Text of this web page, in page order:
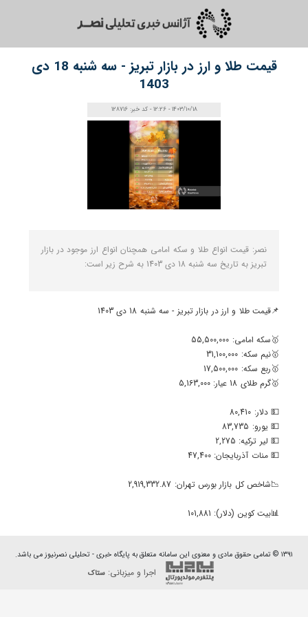
قیمت طلا و ارز در بازار تبریز - سه شنبه 18 دی
1403
1403/10/18 - 12:26 - کد خبر: 128716
نصر: قیمت انواع طلا و سکه امامی همچنان انواع ارز موجود در بازار
تبریز به تاریخ سه شنبه 18 دی 1403 به شرح زیر است:
📌قیمت طلا و ارز در بازار تبریز - سه شنبه 18 دی 1403
🥇سکه امامی: 55,500,000
🥇نیم سکه: 31,100,000
🥇ربع سکه: 17,500,000
🥇گرم طلای 18 عیار: 5,163,000
💵 دلار: 80,410
💵 یورو: 83,735
💵 لیر ترکیه: 2,275
💵 منات آذربایجان: 47,400
📉شاخص کل بازار بورس تهران: 2,919,332.87
📊بیت کوین (دلار): 101,881
۱۳۹۱ © تمامی حقوق مادی و معنوی این سامانه متعلق به پایگاه خبری - تحلیلی نصرنیوز می باشد.
اجرا و میزبانی:ستاک